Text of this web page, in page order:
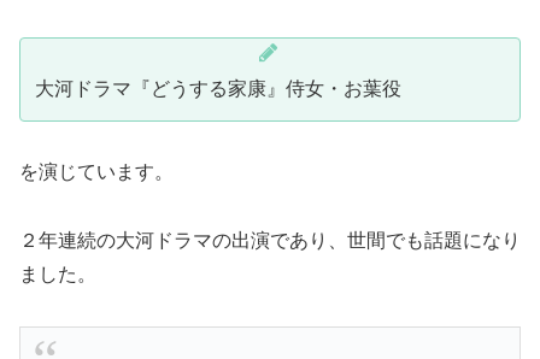
大河ドラマ『どうする家康』侍女・お葉役
を演じています。
２年連続の大河ドラマの出演であり、世間でも話題になり
ました。